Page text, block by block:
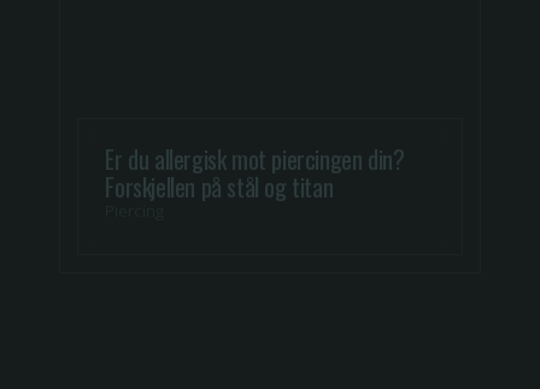
Er du allergisk mot piercingen din?
Forskjellen på stål og titan